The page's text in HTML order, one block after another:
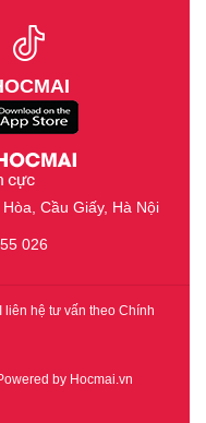
Cầu Giấy, Hà Nội
026
liên hệ tư vấn theo Chính
by Hocmai.vn